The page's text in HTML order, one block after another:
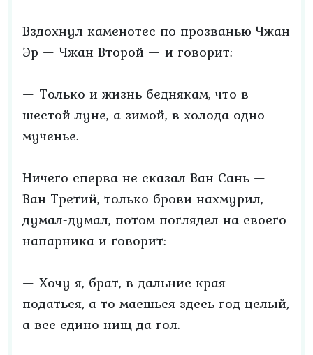
Вздохнул каменотес по прозванью Чжан
Эр — Чжан Второй — и говорит:
— Только и жизнь беднякам, что в
шестой луне, а зимой, в холода одно
мученье.
Ничего сперва не сказал Ван Сань —
Ван Третий, только брови нахмурил,
думал-думал, потом поглядел на своего
напарника и говорит:
— Хочу я, брат, в дальние края
податься, а то маешься здесь год целый,
а все едино нищ да гол.